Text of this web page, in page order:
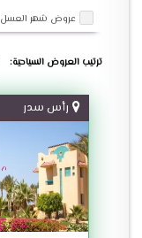
عروض شهر العسل
ترتيب العروض السياحية:
رأس سدر